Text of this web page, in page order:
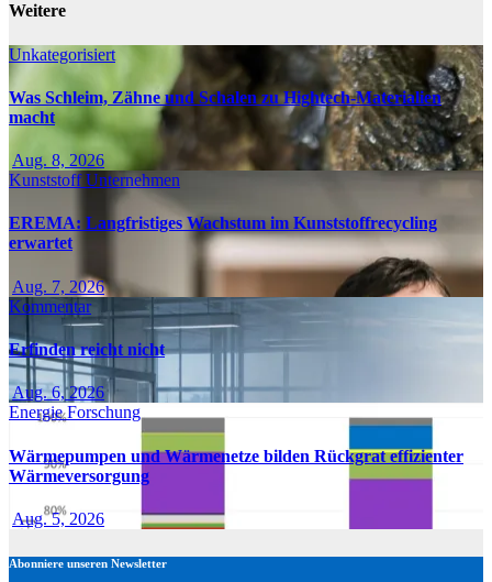
Weitere
Unkategorisiert
Was Schleim, Zähne und Schalen zu Hightech-Materialien
macht
Aug. 8, 2026
KunststoffUnternehmen
EREMA: Langfristiges Wachstum im Kunststoffrecycling
erwartet
Aug. 7, 2026
Kommentar
Erfinden reicht nicht
Aug. 6, 2026
EnergieForschung
Wärmepumpen und Wärmenetze bilden Rückgrat effizienter
Wärmeversorgung
Aug. 5, 2026
Abonniere unseren Newsletter